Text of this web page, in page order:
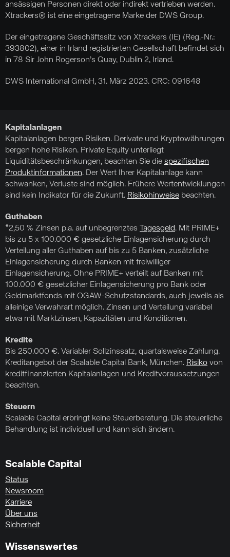
ansässigen Personen direkt oder indirekt vertrieben werden.
Xtrackers® ist eine eingetragene Marke der DWS Group.
Der eingetragene Geschäftssitz von Xtrackers (IE) (Reg.-Nr.:
393802), einer in Irland registrierten Gesellschaft befindet sich
in 78 Sir John Rogerson’s Quay, Dublin 2, Irland.
DWS International GmbH, 31. März 2023. CRC: 091648
Kapitalanlagen
Kapitalanlagen bergen Risiken. Derivate und Kryptowährungen
bergen hohe Risiken. Private Equity unterliegt
Liquiditätsbeschränkungen, beachten Sie die spezifischen
Produktinformationen. Der Wert Ihrer Kapitalanlage kann
schwanken, Verluste sind möglich. Frühere Wertentwicklungen
sind kein Indikator für die Zukunft. Risikohinweise beachten.
Guthaben
*2,50 % Zinsen p.a. auf unbegrenztes
Tagesgeld. Mit PRIME+
bis zu 5 x 100.000 € gesetzliche Einlagensicherung durch
Verteilung aller Guthaben auf bis zu 5 Banken, zusätzliche
Einlagensicherung durch Banken mit freiwilliger
Einlagensicherung. Ohne PRIME+ verteilt auf Banken mit
100.000 € gesetzlicher Einlagensicherung pro Bank oder
Geldmarktfonds mit OGAW-Schutzstandards, auch jeweils als
alleinige Verwahrart möglich. Zinsen und Verteilung variabel
etwa mit Marktzinsen, Kapazitäten und Konditionen.
Kredite
Bis 250.000 €. Variabler Sollzinssatz, quartalsweise Zahlung.
Kreditangebot der Scalable Capital Bank, München. Risiko von
kreditfinanzierten Kapitalanlagen und Kreditvoraussetzungen
beachten.
Steuern
Scalable Capital erbringt keine Steuerberatung. Die steuerliche
Behandlung ist individuell und kann sich ändern.
Scalable Capital
Status
Newsroom
Karriere
Über uns
Sicherheit
Wissenswertes